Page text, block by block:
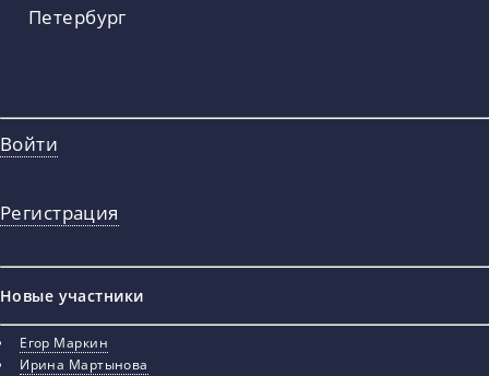
Петербург
Войти
Регистрация
Новые участники
Егор Маркин
Ирина Мартынова